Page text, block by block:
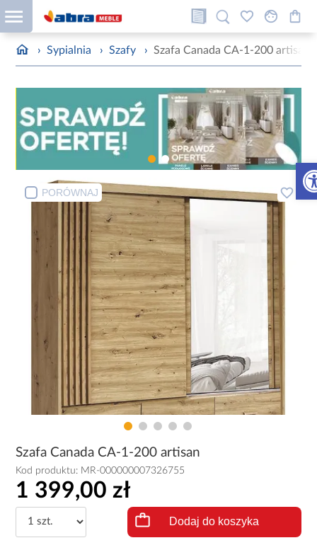
› Sypialnia › Szafy › Szafa Canada CA-1-200 artisan
PORÓWNAJ
Szafa Canada CA-1-200 artisan
Kod produktu: MR-000000007326755
1 399,00 zł
Dodaj do koszyka